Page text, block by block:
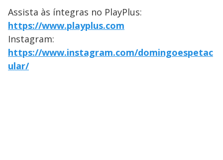
Assista às íntegras no PlayPlus:
https://www.playplus.com
Instagram:
https://www.instagram.com/domingoespetac
ular/